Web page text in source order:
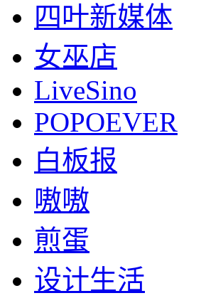
四叶新媒体
女巫店
LiveSino
POPOEVER
白板报
嗷嗷
煎蛋
设计生活